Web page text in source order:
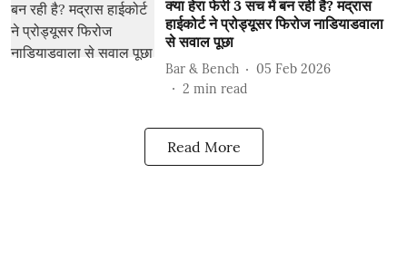
क्या हेरा फेरी 3 सच में बन रही है? मद्रास
हाईकोर्ट ने प्रोड्यूसर फिरोज नाडियाडवाला
से सवाल पूछा
Bar & Bench
05 Feb 2026
2 min read
Read More